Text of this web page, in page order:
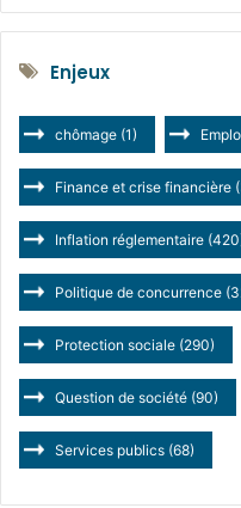
Enjeux
chômage (1)
Finance et crise financière
Inflation réglementaire
Politique de concurrence
Protection sociale (290)
Question de société (90)
Services publics (68)